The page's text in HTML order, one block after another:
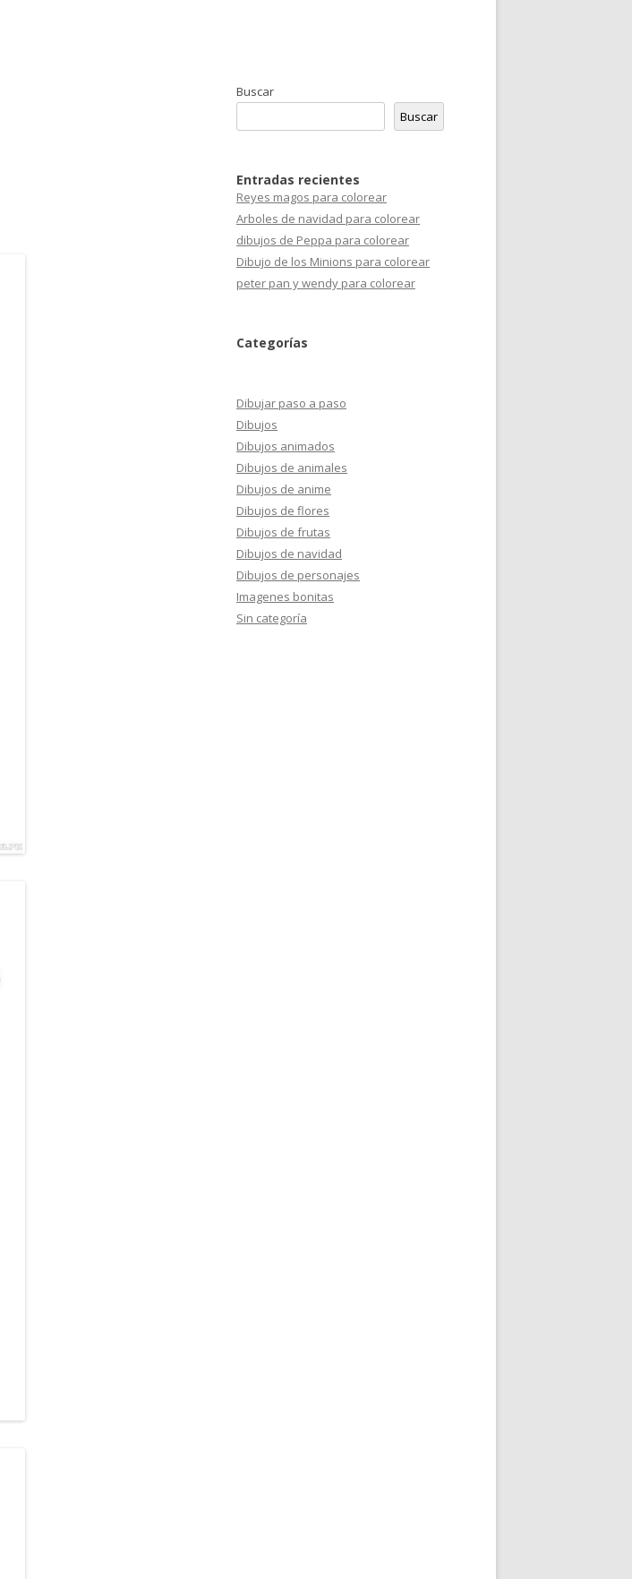
Buscar
Buscar
Entradas recientes
Reyes magos para colorear
Arboles de navidad para colorear
dibujos de Peppa para colorear
Dibujo de los Minions para colorear
peter pan y wendy para colorear
Categorías
Dibujar paso a paso
Dibujos
Dibujos animados
Dibujos de animales
Dibujos de anime
Dibujos de flores
Dibujos de frutas
Dibujos de navidad
Dibujos de personajes
Imagenes bonitas
Sin categoría